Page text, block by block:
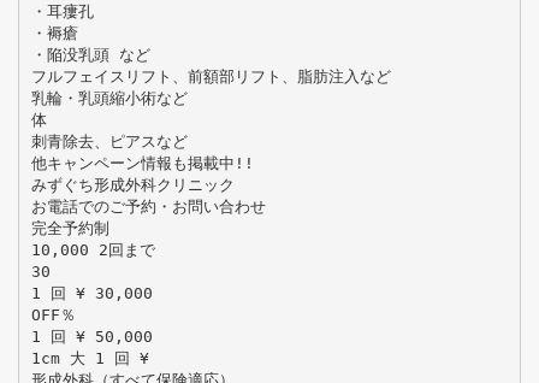
・耳瘻孔
・褥瘡
・陥没乳頭 など
フルフェイスリフト、前額部リフト、脂肪注入など
乳輪・乳頭縮小術など
体
刺青除去、ピアスなど
他キャンペーン情報も掲載中!!
みずぐち形成外科クリニック
お電話でのご予約・お問い合わせ
完全予約制
10,000 2回まで
30
1 回 ¥ 30,000
OFF％
1 回 ¥ 50,000
1cm 大 1 回 ¥
形成外科（すべて保険適応）